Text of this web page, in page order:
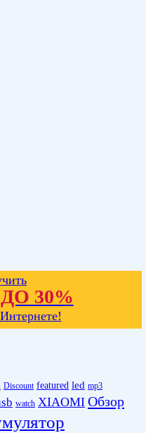
30%
Discount featured led mp3
watch XIAOMI Обзор